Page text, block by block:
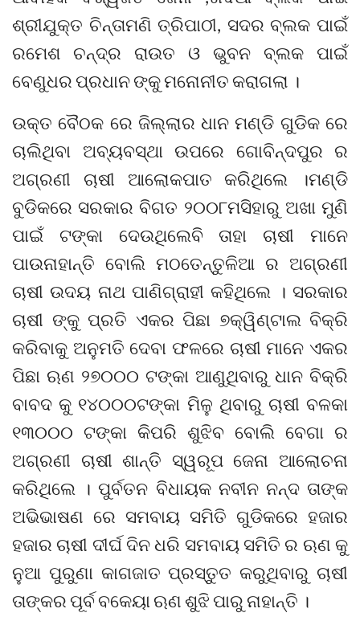
ଶ୍ରୀଯୁକ୍ତ ଚିନ୍ତାମଣି ତ୍ରିପାଠୀ, ସଦର ବ୍ଲକ ପାଇଁ
ରମେଶ ଚନ୍ଦ୍ର ରାଉତ ଓ ଭୁବନ ବ୍ଲକ ପାଇଁ
ବେଣୁଧର ପ୍ରଧାନ ଙ୍କୁ ମନୋନୀତ କରାଗଲା ।
ଉକ୍ତ ବୈଠକ ରେ ଜିଲ୍ଲାର ଧାନ ମଣ୍ଡି ଗୁଡିକ ରେ
ଚାଲିଥିବା ଅବ୍ୟବସ୍ଥା ଉପରେ ଗୋବିନ୍ଦପୁର ର
ଅଗ୍ରଣୀ ଚାଷୀ ଆଲୋକପାତ କରିଥିଲେ ।ମଣ୍ଡି
ବୁଡିକରେ ସରକାର ବିଗତ ୨୦୦୮ମସିହାରୁ ଅଖା ମୁଣି
ପାଇଁ ଟଙ୍କା ଦେଉଥିଲେବି ତାହା ଚାଷୀ ମାନେ
ପାଉନାହାନ୍ତି ବୋଲି ମଠତେନ୍ତୁଳିଆ ର ଅଗ୍ରଣୀ
ଚାଷୀ ଉଦୟ ନାଥ ପାଣିଗ୍ରାହୀ କହିଥିଲେ । ସରକାର
ଚାଷୀ ଙ୍କୁ ପ୍ରତି ଏକର ପିଛା ୭କ୍ୱିଣ୍ଟାଲ ବିକ୍ରି
କରିବାକୁ ଅନୁମତି ଦେବା ଫଳରେ ଚାଷୀ ମାନେ ଏକର
ପିଛା ଋଣ ୨୭୦୦୦ ଟଙ୍କା ଆଣୁଥିବାରୁ ଧାନ ବିକ୍ରି
ବାବଦ କୁ ୧୪୦୦୦ଟଙ୍କା ମିଳୁ ଥିବାରୁ ଚାଷୀ ବଳକା
୧୩୦୦୦ ଟଙ୍କା କିପରି ଶୁଝିବ ବୋଲି ବେଗା ର
ଅଗ୍ରଣୀ ଚାଷୀ ଶାନ୍ତି ସ୍ୱରୂପ ଜେନା ଆଲୋଚନା
କରିଥିଲେ । ପୁର୍ବତନ ବିଧାୟକ ନବୀନ ନନ୍ଦ ତାଙ୍କ
ଅଭିଭାଷଣ ରେ ସମବାୟ ସମିତି ଗୁଡିକରେ ହଜାର
ହଜାର ଚାଷୀ ଦୀର୍ଘ ଦିନ ଧରି ସମବାୟ ସମିତି ର ଋଣ କୁ
ନୁଆ ପୁରୁଣା କାଗଜାତ ପ୍ରସ୍ତୁତ କରୁଥିବାରୁ ଚାଷୀ
ତାଙ୍କର ପୂର୍ବ ବକେୟା ଋଣ ଶୁଝି ପାରୁ ନାହାନ୍ତି ।